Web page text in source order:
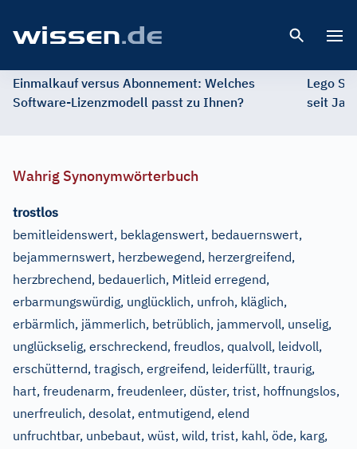
Einmalkauf versus Abonnement: Welches
Software-Lizenzmodell passt zu Ihnen?
Lego
seit
Wahrig Synonymwörterbuch
trostlos
bemitleidenswert, beklagenswert, bedauernswert,
bejammernswert, herzbewegend, herzergreifend,
herzbrechend, bedauerlich, Mitleid erregend,
erbarmungswürdig, unglücklich, unfroh, kläglich,
erbärmlich, jämmerlich, betrüblich, jammervoll, unselig,
unglückselig, erschreckend, freudlos, qualvoll, leidvoll,
erschütternd, tragisch, ergreifend, leiderfüllt, traurig,
hart, freudenarm, freudenleer, düster, trist, hoffnungslos,
unerfreulich, desolat, entmutigend, elend
unfruchtbar, unbebaut, wüst, wild, trist, kahl, öde, karg,